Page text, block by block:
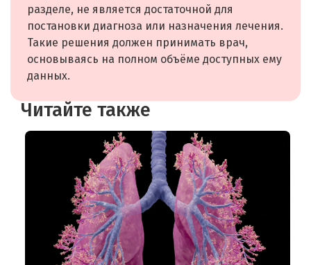
разделе, не является достаточной для
постановки диагноза или назначения лечения.
Такие решения должен принимать врач,
основываясь на полном объёме доступных ему
данных.
Читайте также